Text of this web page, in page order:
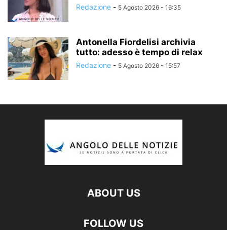
Redazione - 5 Agosto 2026 - 16:35
Antonella Fiordelisi archivia
tutto: adesso è tempo di relax
Redazione - 5 Agosto 2026 - 15:57
ABOUT US
FOLLOW US